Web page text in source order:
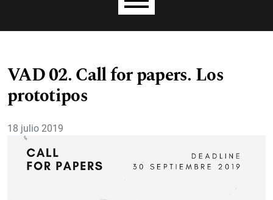
VAD 02. Call for papers. Los
prototipos
18 julio 2019